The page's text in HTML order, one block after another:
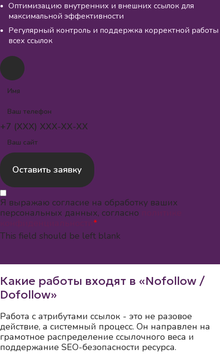
Оптимизацию внутренних и внешних ссылок для
максимальной эффективности
Регулярный контроль и поддержка корректной работы
всех ссылок
+7 (XXX) XXX-XX-XX
Оставить заявку
Я выражаю согласие на обработку ваших
персональных данных, согласно
конфиденциальности*
This field should be left blank
Какие работы входят в «Nofollow /
Dofollow»
Работа с атрибутами ссылок - это не разовое
действие, а системный процесс. Он направлен на
грамотное распределение ссылочного веса и
поддержание SEO-безопасности ресурса.